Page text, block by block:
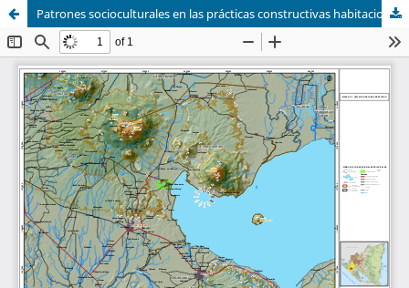
Patrones socioculturales en las prácticas constructivas habitacionales y su influencia en la vulnerabilidad sísmica: caso de estudio de la localidad Puerto Mototombo, municipio De La Paz Centro, Departamento de León, Nicaragua,, 2017